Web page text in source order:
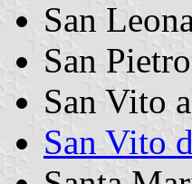
San
San
San Vito
San Vito